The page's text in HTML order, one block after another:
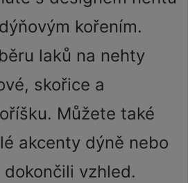
kořením.
laků na nehty
skořice a
Můžete také
akcenty dýně nebo
vzhled.